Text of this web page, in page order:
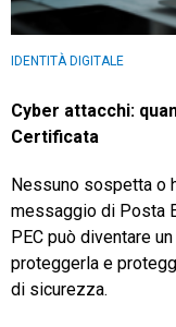
IDENTITÀ DIGITALE
Cyber attacchi:
Certificata
Nessuno sospetta o
messaggio di Posta
PEC può diventare
proteggerla e
di sicurezza.